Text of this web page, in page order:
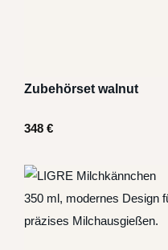
Zubehörset walnut
348 €